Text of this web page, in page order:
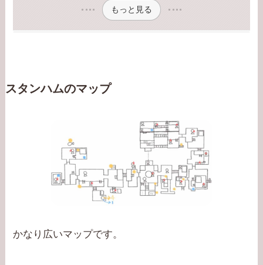
もっと見る
スタンハムのマップ
かなり広いマップです。